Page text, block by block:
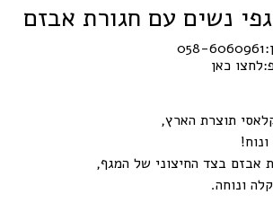
נשים עם חגורת אבזם
058-6060961
לחצו כאן
תוצרת הארץ,
אבזם בצד החיצוני של המגף,
ונוחה.